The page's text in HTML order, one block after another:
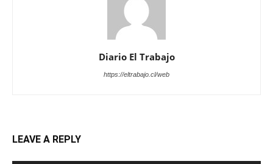
Diario El Trabajo
https://eltrabajo.cl/web
LEAVE A REPLY